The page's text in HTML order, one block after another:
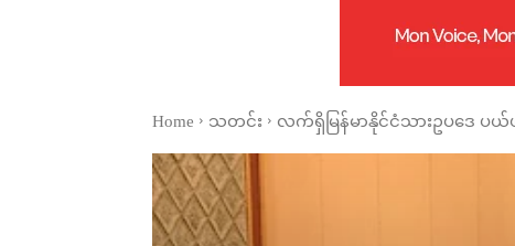
Home သတင်း လက်ရှိမြန်မာနိုင်ငံသားဥပဒေ